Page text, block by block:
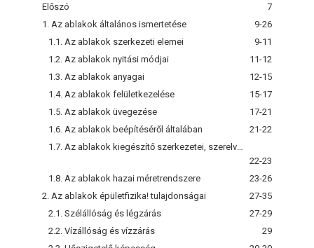
Előszó
7
1. Az ablakok általános ismertetése
9-26
1.1. Az ablakok szerkezeti elemei
9-11
1.2. Az ablakok nyitási módjai
11-12
1.3. Az ablakok anyagai
12-15
1.4. Az ablakok felületkezelése
15-17
1.5. Az ablakok üvegezése
17-21
1.6. Az ablakok beépítéséről általában
21-22
22-23
1.8. Az ablakok hazai méretrendszere
23-26
2. Az ablakok épületfizika! tulajdonságai
27-35
2.1. Szélállóság és légzárás
27-29
2.2. Vízállóság és vízzárás
29